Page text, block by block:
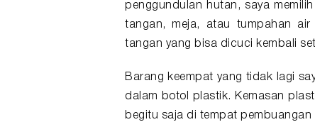
penggundulan hutan, saya
tangan, meja, atau tumpahan
tangan yang bisa dicuci kembali
Barang keempat yang tidak lagi
dalam botol plastik. Kemasan
begitu saja di tempat